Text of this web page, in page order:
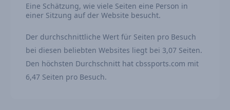
Eine Schätzung, wie viele Seiten eine Person in
einer Sitzung auf der Website besucht.
Der durchschnittliche Wert für Seiten pro Besuch
bei diesen beliebten Websites liegt bei 3,07 Seiten.
Den höchsten Durchschnitt hat cbssports.com mit
6,47 Seiten pro Besuch.